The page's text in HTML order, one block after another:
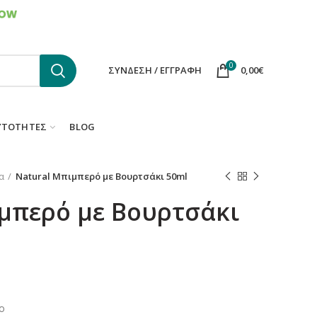
ΣΎΝΔΕΣΗ / ΕΓΓΡΑΦΉ 0 0,00€
BLOG
Natural Μπιμπερό με Βουρτσάκι 50ml
με Βουρτσάκι